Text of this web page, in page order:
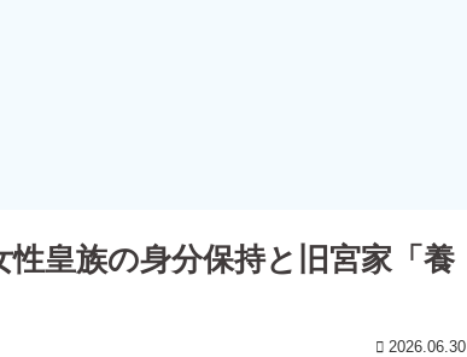
皇族の身分保持と旧宮家「養
2026.06.30